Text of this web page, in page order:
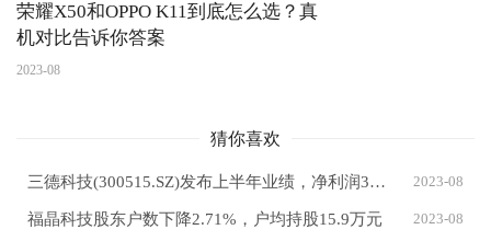
荣耀X50和OPPO K11到底怎么选？真
机对比告诉你答案
2023-08
猜你喜欢
三德科技(300515.SZ)发布上半年业绩，净利润3659.17万元，同比增长0.93% 2023-08
福晶科技股东户数下降2.71%，户均持股15.9万元 2023-08